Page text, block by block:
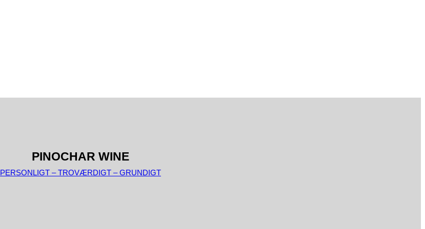
PINOCHAR WINE
PERSONLIGT – TROVÆRDIGT – GRUNDIGT